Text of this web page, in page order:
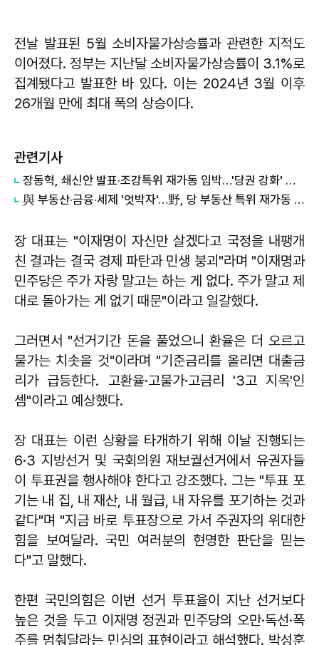
전날 발표된 5월 소비자물가상승률과 관련한 지적도
이어졌다. 정부는 지난달 소비자물가상승률이 3.1%로
집계됐다고 발표한 바 있다. 이는 2024년 3월 이후
26개월 만에 최대 폭의 상승이다.
관련기사
장동혁, 쇄신안 발표·조강특위 재가동 임박…'당권 강화' 도모
與 부동산·금융·세제 '엇박자'…野, 당 부동산 특위 재가동 등 '맹공'
장 대표는 "이재명이 자신만 살겠다고 국정을 내팽개
친 결과는 결국 경제 파탄과 민생 붕괴"라며 "이재명과
민주당은 주가 자랑 말고는 하는 게 없다. 주가 말고 제
대로 돌아가는 게 없기 때문"이라고 일갈했다.
그러면서 "선거기간 돈을 풀었으니 환율은 더 오르고
물가는 치솟을 것"이라며 "기준금리를 올리면 대출금
리가 급등한다. 고환율·고물가·고금리 '3고 지옥'인
셈"이라고 예상했다.
장 대표는 이런 상황을 타개하기 위해 이날 진행되는
6·3 지방선거 및 국회의원 재보궐선거에서 유권자들
이 투표권을 행사해야 한다고 강조했다. 그는 "투표 포
기는 내 집, 내 재산, 내 월급, 내 자유를 포기하는 것과
같다"며 "지금 바로 투표장으로 가서 주권자의 위대한
힘을 보여달라. 국민 여러분의 현명한 판단을 믿는
다"고 말했다.
한편 국민의힘은 이번 선거 투표율이 지난 선거보다
높은 것을 두고 이재명 정권과 민주당의 오만·독선·폭
주를 멈춰달라는 민심의 표현이라고 해석했다. 박성훈